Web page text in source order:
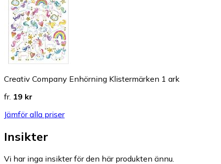
Creativ Company Enhörning Klistermärken 1 ark
fr. 19 kr
Jämför alla priser
Insikter
Vi har inga insikter för den här produkten ännu.